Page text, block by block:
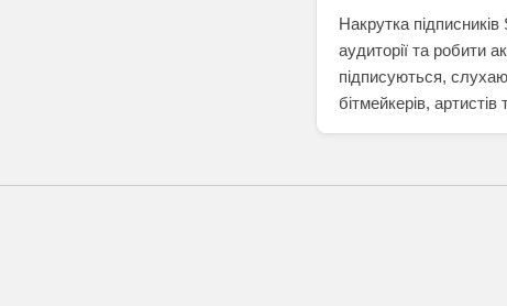
Накрутка
аудиторії та робити
підписуються,
бітмейкерів, артистів